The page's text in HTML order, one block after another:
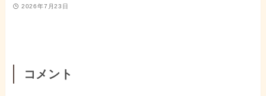
2026年7月23日
コメント